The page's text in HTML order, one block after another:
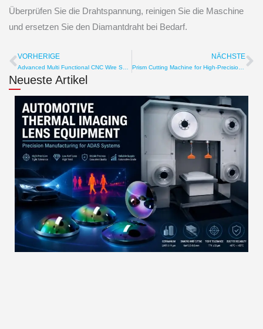
Überprüfen Sie die Drahtspannung, reinigen Sie die Maschine
und ersetzen Sie den Diamantdraht bei Bedarf.
Prev
VORHERIGE
Advanced Multi Functional CNC Wire Saw for Smart Cutting
NÄCHSTE
Prism Cutting Machine for High-Precision Optical Glass Cuts
Neueste Artikel